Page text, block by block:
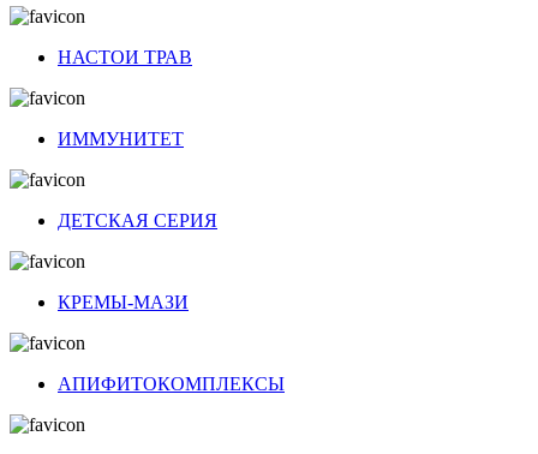
НАСТОИ ТРАВ
ИММУНИТЕТ
ДЕТСКАЯ СЕРИЯ
КРЕМЫ-МАЗИ
АПИФИТОКОМПЛЕКСЫ